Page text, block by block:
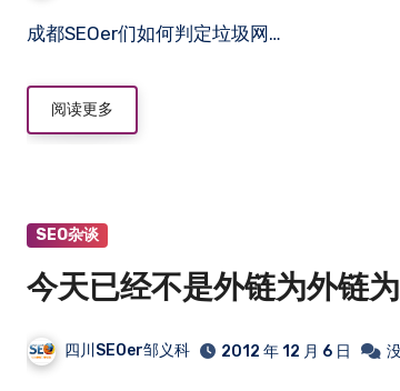
成都SEOer们如何判定垃圾网…
阅读更多
SEO杂谈
今天已经不是外链为外链
四川SEOer邹义科 2012 年 12 月 6 日